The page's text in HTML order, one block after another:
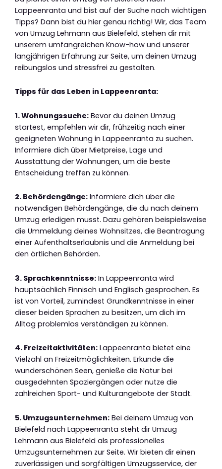
Lappeenranta und bist auf der Suche nach wichtigen
Tipps? Dann bist du hier genau richtig! Wir, das Team
von Umzug Lehmann aus Bielefeld, stehen dir mit
unserem umfangreichen Know-how und unserer
langjährigen Erfahrung zur Seite, um deinen Umzug
reibungslos und stressfrei zu gestalten.
Tipps für das Leben in Lappeenranta:
1. Wohnungssuche: Bevor du deinen Umzug
startest, empfehlen wir dir, frühzeitig nach einer
geeigneten Wohnung in Lappeenranta zu suchen.
Informiere dich über Mietpreise, Lage und
Ausstattung der Wohnungen, um die beste
Entscheidung treffen zu können.
2. Behördengänge: Informiere dich über die
notwendigen Behördengänge, die du nach deinem
Umzug erledigen musst. Dazu gehören beispielsweise
die Ummeldung deines Wohnsitzes, die Beantragung
einer Aufenthaltserlaubnis und die Anmeldung bei
den örtlichen Behörden.
3. Sprachkenntnisse: In Lappeenranta wird
hauptsächlich Finnisch und Englisch gesprochen. Es
ist von Vorteil, zumindest Grundkenntnisse in einer
dieser beiden Sprachen zu besitzen, um dich im
Alltag problemlos verständigen zu können.
4. Freizeitaktivitäten: Lappeenranta bietet eine
Vielzahl an Freizeitmöglichkeiten. Erkunde die
wunderschönen Seen, genieße die Natur bei
ausgedehnten Spaziergängen oder nutze die
zahlreichen Sport- und Kulturangebote der Stadt.
5. Umzugsunternehmen: Bei deinem Umzug von
Bielefeld nach Lappeenranta steht dir Umzug
Lehmann aus Bielefeld als professionelles
Umzugsunternehmen zur Seite. Wir bieten dir einen
zuverlässigen und sorgfältigen Umzugsservice, der